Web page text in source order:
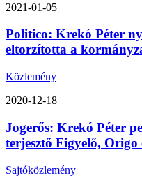
2021-01-05
Politico: Krekó Péter
eltorzította a
Közlemény
2020-12-18
Jogerős: Krekó Péter
terjesztő Figyelő, Origo
Sajtóközlemény